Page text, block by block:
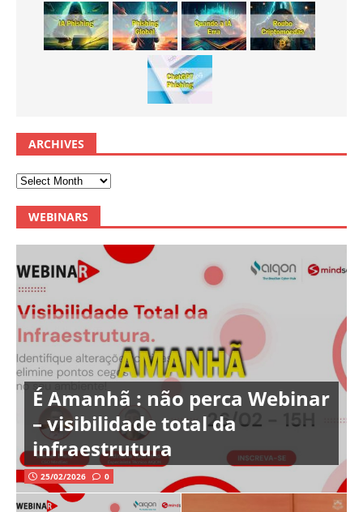
ARCHIVES
WEBINARS
É Amanhã : não perca Webinar
– visibilidade total da
infraestrutura
25/02/2026 0